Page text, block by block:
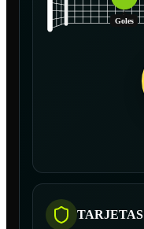
Goles
TARJETAS